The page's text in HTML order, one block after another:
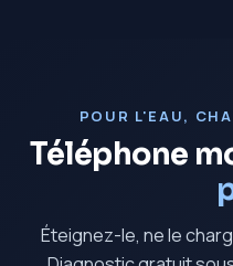
POUR L'EAU,
Téléphone
Éteignez-le, ne le